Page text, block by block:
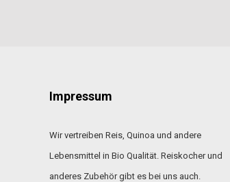
Impressum
Wir vertreiben Reis, Quinoa und andere
Lebensmittel in Bio Qualität. Reiskocher und
anderes Zubehör gibt es bei uns auch.